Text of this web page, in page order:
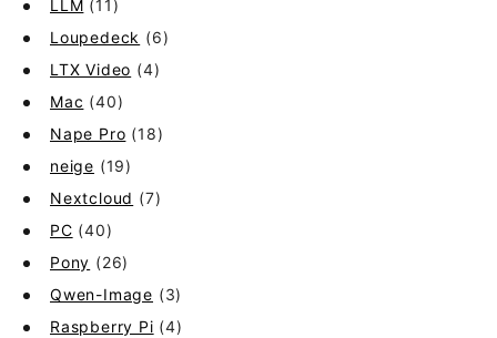
LLM (11)
Loupedeck (6)
LTX Video (4)
Mac (40)
Nape Pro (18)
neige (19)
Nextcloud (7)
PC (40)
Pony (26)
Qwen-Image (3)
Raspberry Pi (4)